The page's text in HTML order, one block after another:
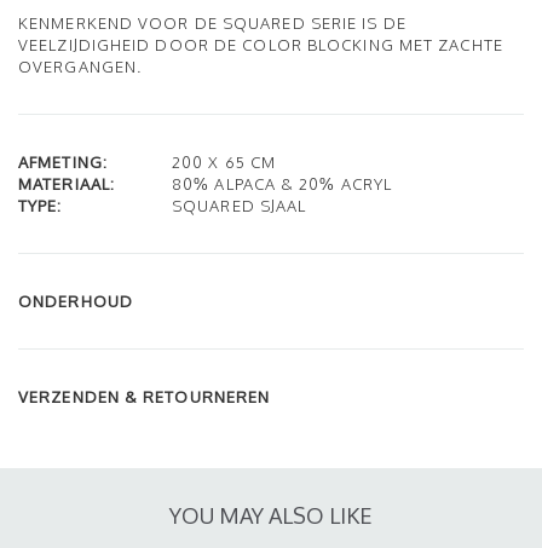
KENMERKEND VOOR DE SQUARED SERIE IS DE
VEELZIJDIGHEID DOOR DE COLOR BLOCKING MET ZACHTE
OVERGANGEN.
AFMETING:
200 X 65 CM
MATERIAAL:
80% ALPACA & 20% ACRYL
TYPE:
SQUARED SJAAL
ONDERHOUD
VERZENDEN & RETOURNEREN
YOU MAY ALSO LIKE